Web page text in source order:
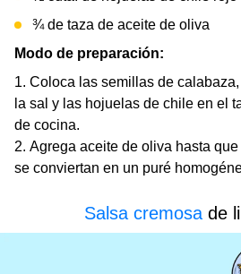
¾ de taza de aceite de oliva
Modo de preparación:
Coloca las semillas de
la sal y las hojuelas de chile en el
de cocina.
Agrega aceite de oliva hasta
se conviertan en un puré
Salsa cremosade